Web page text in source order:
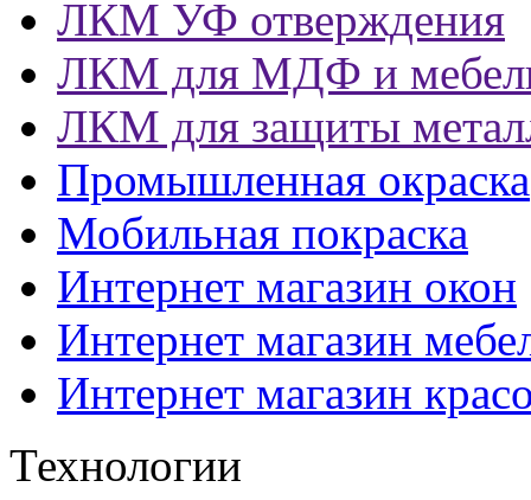
ЛКМ УФ отверждения
ЛКМ для МДФ и
ЛКМ для защиты
Промышленная окраска
Мобильная покраска
Интернет магазин окон
Интернет магазин
Интернет магазин
Технологии